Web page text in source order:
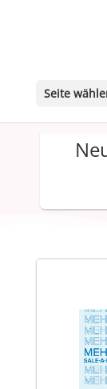
Seite